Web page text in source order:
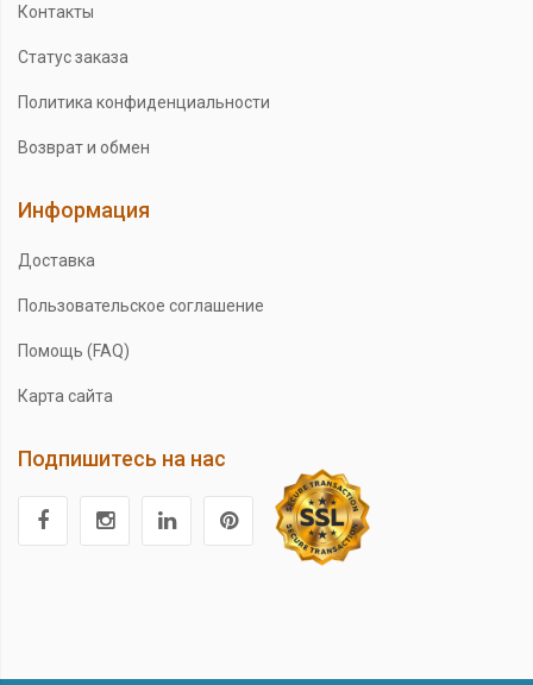
Контакты
Статус заказа
Политика конфиденциальности
Возврат и обмен
Информация
Доставка
Пользовательское соглашение
Помощь (FAQ)
Карта сайта
Подпишитесь на нас